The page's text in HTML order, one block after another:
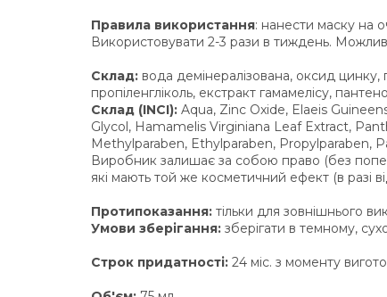
Правила використання: нанести маску на
Використовувати 2-3 рази в тиждень.
Склад: вода демінералізована, оксид цинку,
пропіленгліколь, екстракт гамамелісу,
Склад (INCI): Aqua, Zinc Оxide, Elaeis
Glycol, Hamamelis Virginiana Leaf Extract,
Methylparaben, Ethylparaben, Propylparaben,
Виробник залишає за собою право (без
які мають той же косметичний ефект (в разі
Протипоказання: тільки для зовнішнього
Умови зберігання: зберігати в темному,
Строк придатності: 24 міс. з моменту